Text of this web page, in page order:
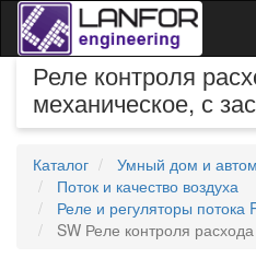
Реле контроля
механическое, с
Каталог
Умный дом и
Поток и качество воздуха
Реле и регуляторы потока
SW Реле контроля расхода